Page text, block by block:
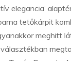
elegancia’
tetőkárpit
meghitt